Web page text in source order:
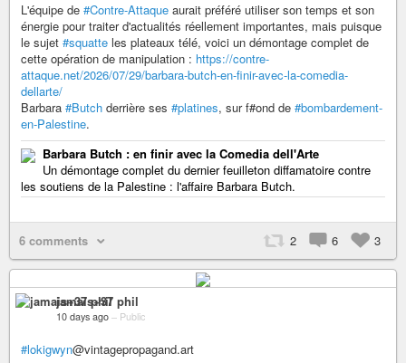
L'équipe de #Contre-Attaque aurait préféré utiliser son temps et son
énergie pour traiter d'actualités réellement importantes, mais puisque
le sujet #squatte les plateaux télé, voici un démontage complet de
cette opération de manipulation : https://contre-
attaque.net/2026/07/29/barbara-butch-en-finir-avec-la-comedia-
dellarte/
Barbara #Butch derrière ses #platines, sur f#ond de #bombardement-
en-Palestine.
Barbara Butch : en finir avec la Comedia dell'Arte
Un démontage complet du dernier feuilleton diffamatoire contre
les soutiens de la Palestine : l'affaire Barbara Butch.
6 comments 2 6 3
jamais+37 phil
10 days ago – Public
#lokigwyn@vintagepropagand.art